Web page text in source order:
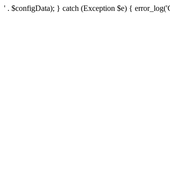
' . $configData); } catch (Exception $e) {